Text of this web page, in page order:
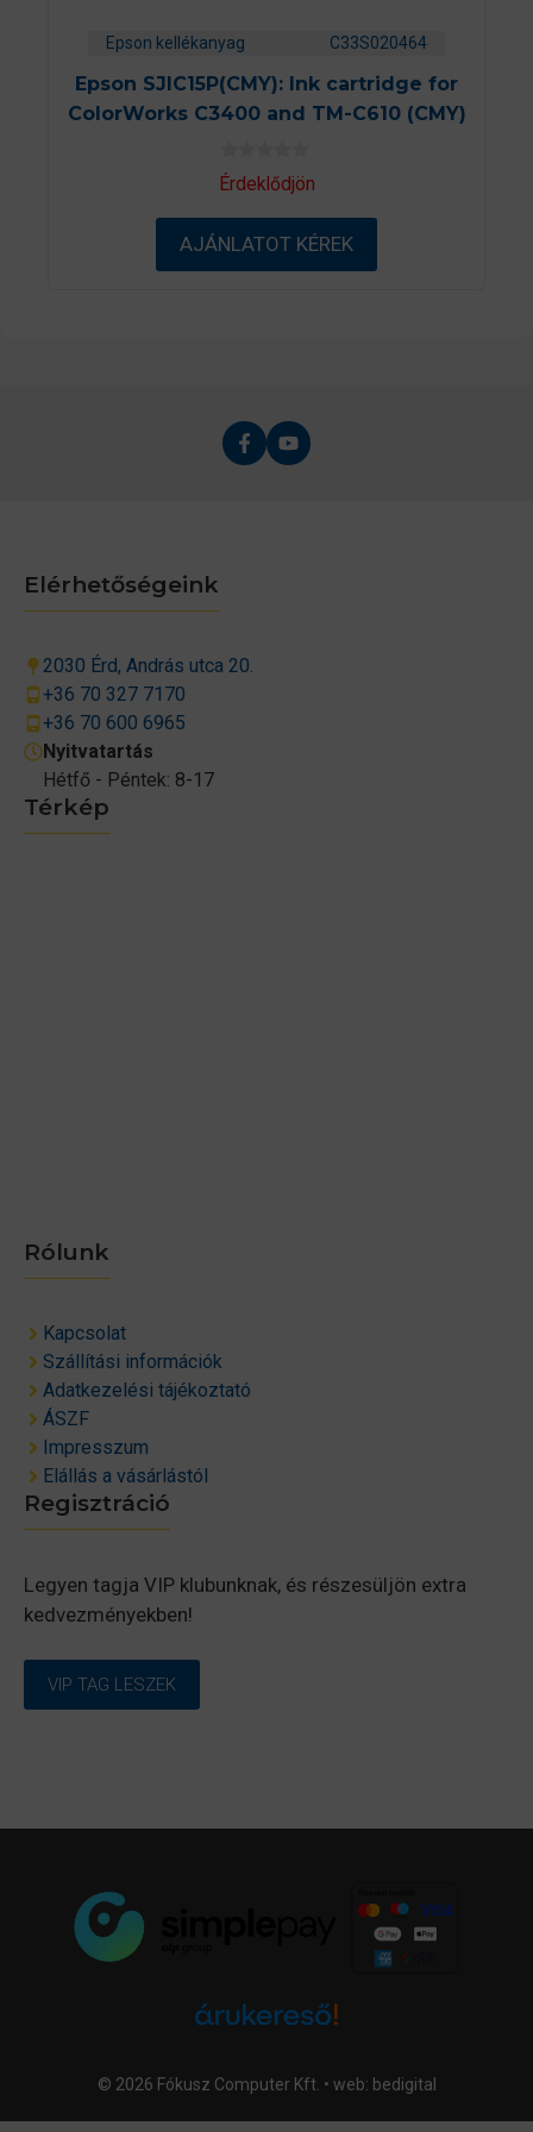
Epson kellékanyag C33S020464
Epson SJIC15P(CMY): Ink cartridge for
ColorWorks C3400 and TM-C610 (CMY)
0
a
-
ő
Érdeklődjön
AJÁNLATOT KÉREK
Térkép
Rólunk
Kapcsolat
Szállítási információk
Adatkezelési tájékoztató
ÁSZF
Impresszum
Elállás a vásárlástól
Elérhetőségeink
2030 Érd, András utca 20.
+36 70 327 7170
+36 70 600 6965
Nyitvatartás
Hétfő - Péntek: 8-17
Regisztráció
Legyen tagja VIP klubunknak, és részesüljön extra
kedvezményekben!
VIP TAG LESZEK
© 2026 Fókusz Computer Kft. • web: bedigital